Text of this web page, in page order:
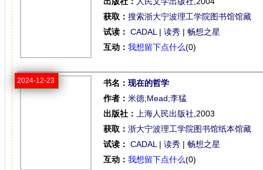
获取： 搜索浙大宁波理工学院图书馆馆藏
试读： CADAL | 读秀 | 畅想之星
互动： 我想留下点什么(0)
2024-12-23 书名： 现在的哲学
作者： 米德;Mead;李猛
出版社：
上海人民出版社 ,2003
获取： 浙大宁波理工学院图书馆纸本馆藏
试读： CADAL | 读秀 | 畅想之星
互动： 我想留下点什么(0)